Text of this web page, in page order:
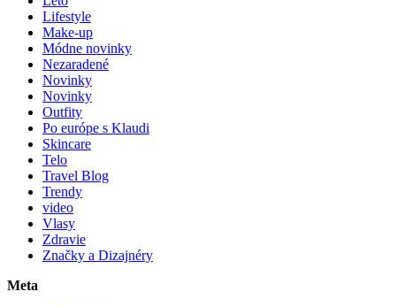
Lifestyle
Make-up
Módne novinky
Nezaradené
Novinky
Novinky
Outfity
Po európe s Klaudi
Skincare
Telo
Travel Blog
Trendy
video
Vlasy
Zdravie
Značky a Dizajnéry
Meta